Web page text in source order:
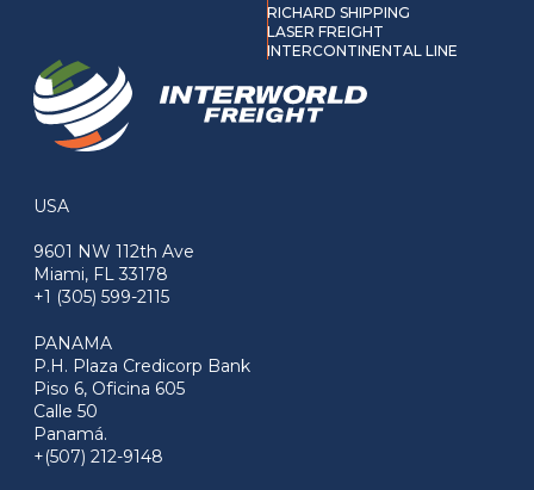
RICHARD SHIPPING
LASER FREIGHT
INTERCONTINENTAL LINE
USA
9601 NW 112th Ave
Miami, FL 33178
+1 (305) 599-2115
PANAMA
P.H. Plaza Credicorp Bank
Piso 6, Oficina 605
Calle 50
Panamá.
+(507) 212-9148